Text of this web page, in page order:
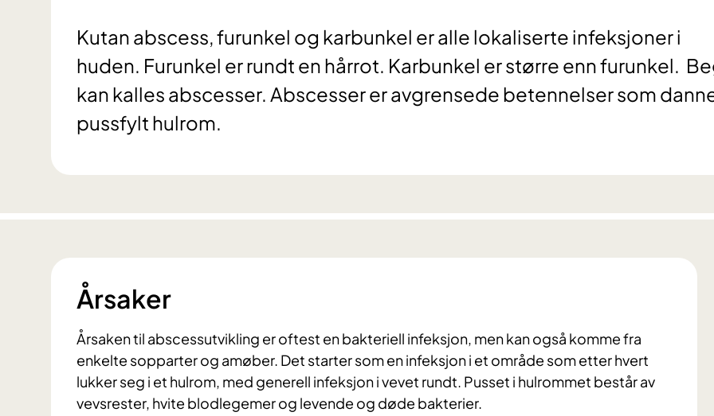
Kutan abscess, furunkel og karbunkel er alle lokaliserte infeksjoner i
huden. Furunkel er rundt en hårrot. Karbunkel er større enn furunkel.
kan kalles abscesser. Abscesser er avgrensede betennelser som
pussfylt hulrom.
Årsaker
Årsaken til abscessutvikling er oftest en bakteriell infeksjon, men kan også komme fra
enkelte sopparter og amøber. Det starter som en infeksjon i et område som etter hvert
lukker seg i et hulrom, med generell infeksjon i vevet rundt. Pusset i hulrommet består av
vevsrester, hvite blodlegemer og levende og døde bakterier.